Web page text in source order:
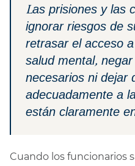
Las prisiones y las
ignorar riesgos de
retrasar el acceso
salud mental,
necesarios ni dejar
adecuadamente a
están claramente
Cuando los funcionarios